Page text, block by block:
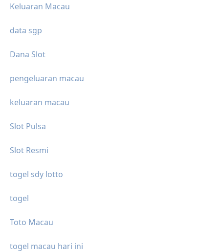
Keluaran Macau
data sgp
Dana Slot
pengeluaran macau
keluaran macau
Slot Pulsa
Slot Resmi
togel sdy lotto
togel
Toto Macau
togel macau hari ini